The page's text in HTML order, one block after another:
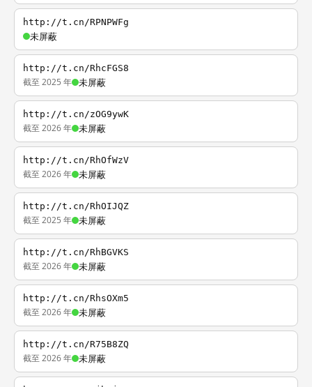
http://t.cn/RPNPWFg
未屏蔽
http://t.cn/RhcFGS8
截至 2025 年 未屏蔽
http://t.cn/zOG9ywK
截至 2026 年 未屏蔽
http://t.cn/RhOfWzV
截至 2026 年 未屏蔽
http://t.cn/RhOIJQZ
截至 2025 年 未屏蔽
http://t.cn/RhBGVKS
截至 2026 年 未屏蔽
http://t.cn/RhsOXm5
截至 2026 年 未屏蔽
http://t.cn/R75B8ZQ
截至 2026 年 未屏蔽